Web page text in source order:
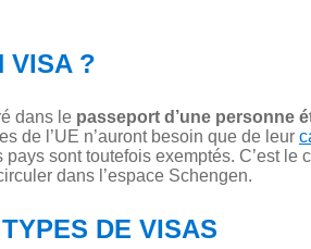
VISA ?
dans le passeport d’une personne
de l’UE n’auront besoin que de leur
pays sont toutefois exemptés. C’est le
dans l’espace Schengen.
DE VISAS